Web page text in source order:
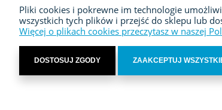
O nas
Pliki cookies i pokrewne im technologie
wszystkich tych plików i przejść do sklepu lub
Więcej o plikach cookies przeczytasz w naszej
DOSTOSUJ ZGODY ZAAKCEPTUJ